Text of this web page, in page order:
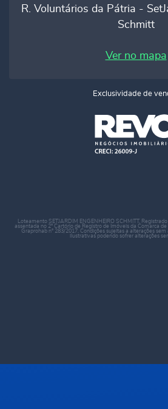
R. Voluntários da Pátria -
Schmitt
Ver no mapa
Exclusividade de
Loteamento SETJARDIM ENGENHEIRO SCHMITT.
assentada no 2° Cartório de Registro de Imóveis da Comarca
Graprohab n° 283/2017. Condições sujeitas a alterações
ilustrativas podendo sofrer alterações